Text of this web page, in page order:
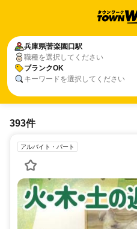
兵庫県苦楽園口駅
職種を選択してください
ブランクOK
キーワードを選択してください
393件
アルバイト・パート